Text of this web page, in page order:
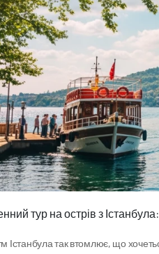
тур на острів з